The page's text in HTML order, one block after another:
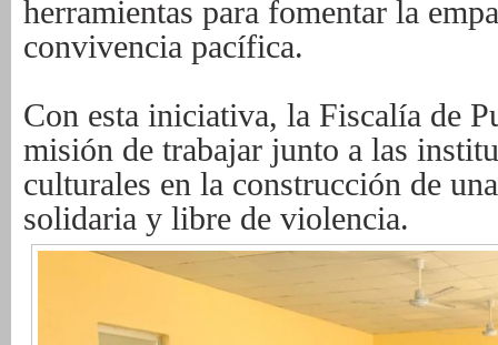
herramientas para fomentar la
convivencia pacífica.
Con esta iniciativa, la Fiscalía de
misión de trabajar junto a las
culturales en la construcción de
solidaria y libre de violencia.